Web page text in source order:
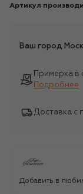
Артикул
Ваш город
Примерка в
Подробнее
Доставка с
Добавить в